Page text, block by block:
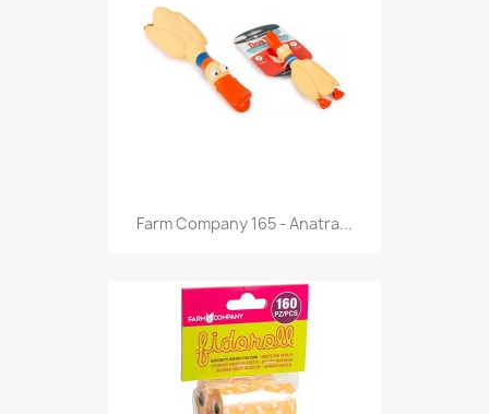
Anteprima
Farm Company 165 - Anatra...